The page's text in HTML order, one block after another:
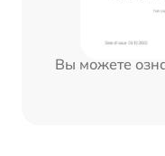
Вы можете